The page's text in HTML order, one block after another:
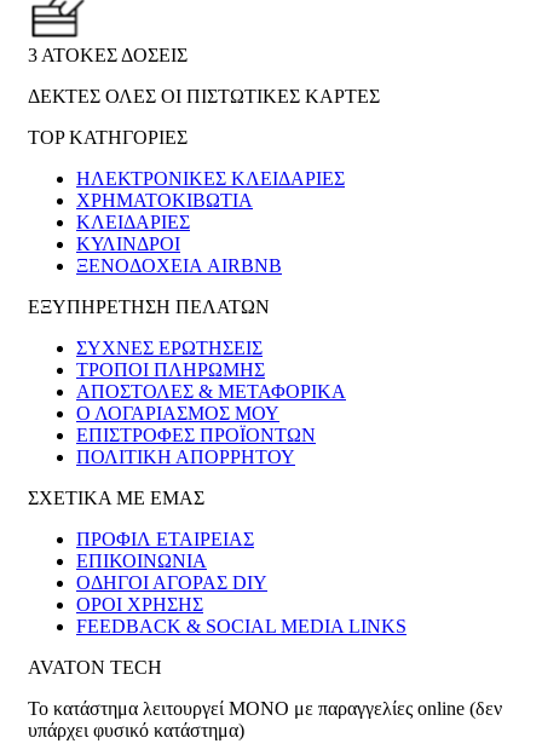
3 ΑΤΟΚΕΣ ΔΟΣΕΙΣ
ΔΕΚΤΕΣ ΟΛΕΣ ΟΙ ΠΙΣΤΩΤΙΚΕΣ ΚΑΡΤΕΣ
TOP ΚΑΤΗΓΟΡΙΕΣ
ΗΛΕΚΤΡΟΝΙΚΈΣ ΚΛΕΙΔΑΡΙΈΣ
ΧΡΗΜΑΤΟΚΙΒΏΤΙΑ
ΚΛΕΙΔΑΡΙΈΣ
ΚΎΛΙΝΔΡΟΙ
ΞΕΝΟΔΟΧΕΊΑ AIRBNB
ΕΞΥΠΗΡΕΤΗΣΗ ΠΕΛΑΤΩΝ
ΣΥΧΝΕΣ ΕΡΩΤΗΣΕΙΣ
ΤΡΟΠΟΙ ΠΛΗΡΩΜΗΣ
ΑΠΟΣΤΟΛΕΣ & ΜΕΤΑΦΟΡΙΚΑ
Ο ΛΟΓΑΡΙΑΣΜΟΣ ΜΟΥ
ΕΠΙΣΤΡΟΦΕΣ ΠΡΟΪΟΝΤΩΝ
ΠΟΛΙΤΙΚΗ ΑΠΟΡΡΗΤΟΥ
ΣΧΕΤΙΚΑ ΜΕ ΕΜΑΣ
ΠΡΟΦΙΛ ΕΤΑΙΡΕΙΑΣ
ΕΠΙΚΟΙΝΩΝΙΑ
ΟΔΗΓΟΙ ΑΓΟΡΑΣ DIY
ΟΡΟΙ ΧΡΗΣΗΣ
FEEDBACK & SOCIAL MEDIA LINKS
AVATON TECH
Το κατάστημα λειτουργεί ΜΟΝΟ με παραγγελίες online (δεν
υπάρχει φυσικό κατάστημα)